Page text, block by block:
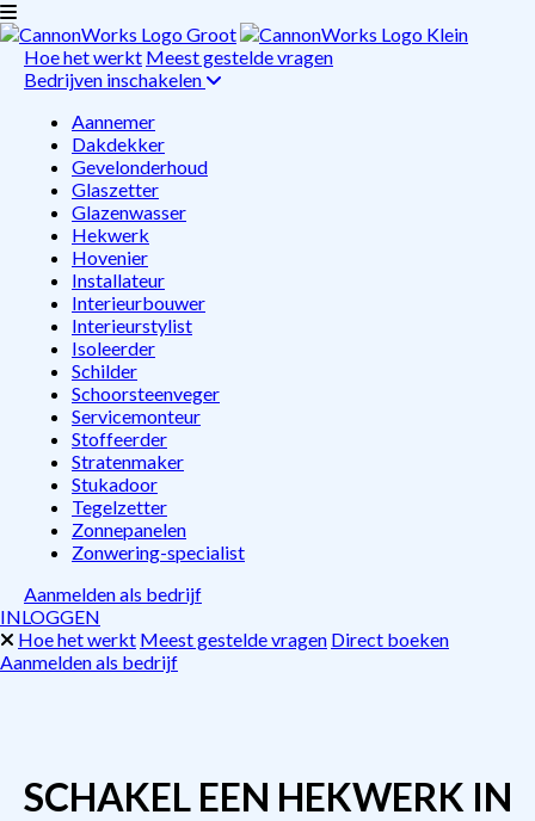
Hoe het werkt Meest gestelde vragen
Bedrijven inschakelen
Aannemer
Dakdekker
Gevelonderhoud
Glaszetter
Glazenwasser
Hekwerk
Hovenier
Installateur
Interieurbouwer
Interieurstylist
Isoleerder
Schilder
Schoorsteenveger
Servicemonteur
Stoffeerder
Stratenmaker
Stukadoor
Tegelzetter
Zonnepanelen
Zonwering-specialist
Aanmelden als bedrijf
INLOGGEN
Hoe het werkt Meest gestelde vragen Direct boeken
Aanmelden als bedrijf
SCHAKEL EEN HEKWERK IN